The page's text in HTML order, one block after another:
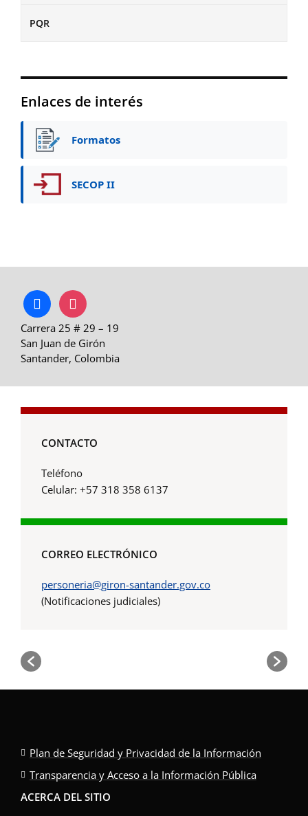
PQR
Enlaces de interés
Formatos
SECOP II
facebookinstagram
Carrera 25 # 29 – 19
San Juan de Girón
Santander, Colombia
CONTACTO
Teléfono
Celular: +57 318 358 6137
CORREO ELECTRÓNICO
personeria@giron-santander.gov.co
(Notificaciones judiciales)
Plan de Seguridad y Privacidad de la Información
Transparencia y Acceso a la Información Pública
ACERCA DEL SITIO